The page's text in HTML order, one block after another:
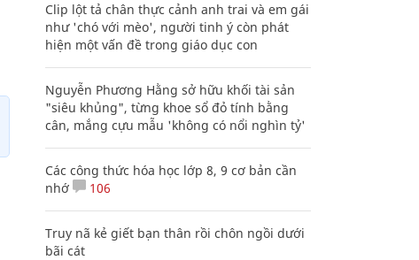
Clip lột tả chân thực cảnh anh trai và em gái
như 'chó với mèo', người tinh ý còn phát
hiện một vấn đề trong giáo dục con
Nguyễn Phương Hằng sở hữu khối tài sản
"siêu khủng", từng khoe sổ đỏ tính bằng
cân, mắng cựu mẫu 'không có nổi nghìn tỷ'
Các công thức hóa học lớp 8, 9 cơ bản cần
nhớ
106
Truy nã kẻ giết bạn thân rồi chôn ngồi dưới
bãi cát